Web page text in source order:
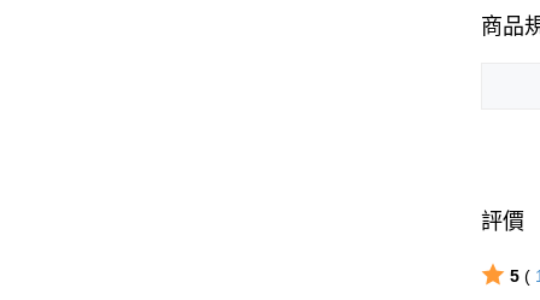
商品
評價
5(